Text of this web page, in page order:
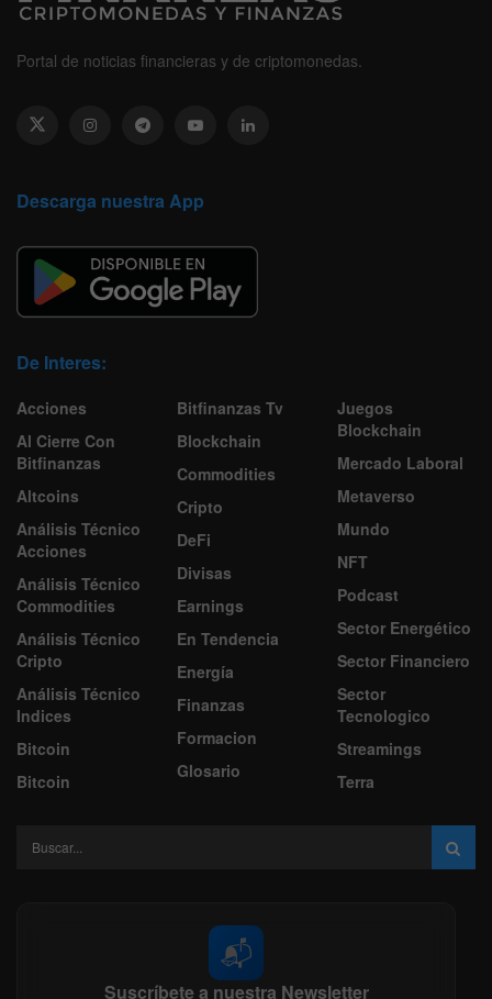
Portal de noticias financieras y de criptomonedas.
Descarga nuestra App
De Interes:
Acciones
Al Cierre Con
Bitfinanzas
Altcoins
Análisis Técnico
Acciones
Análisis Técnico
Commodities
Análisis Técnico
Cripto
Análisis Técnico
Indices
Bitcoin
Bitcoin
Bitfinanzas Tv
Blockchain
Commodities
Cripto
DeFi
Divisas
Earnings
En Tendencia
Energía
Finanzas
Formacion
Glosario
Juegos
Blockchain
Mercado Laboral
Metaverso
Mundo
NFT
Podcast
Sector Energético
Sector Financiero
Sector
Tecnologico
Streamings
Terra
📬
Suscríbete a nuestra Newsletter